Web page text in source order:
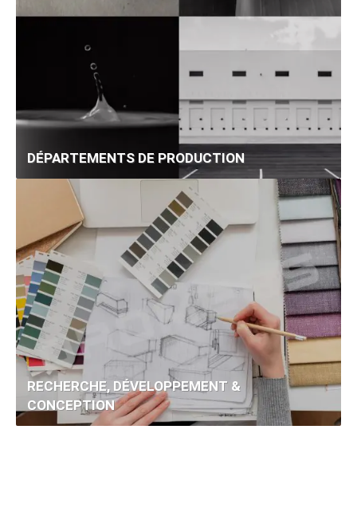
DÉPARTEMENTS DE PRODUCTION
RECHERCHE, DÉVELOPPEMENT &
CONCEPTION